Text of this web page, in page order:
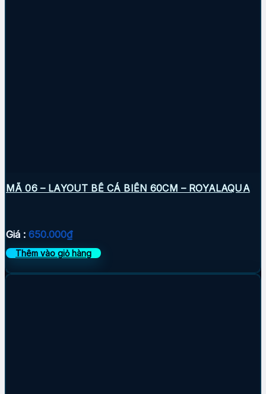
MÃ 06 – LAYOUT BỂ CÁ BIỂN 60CM – ROYALAQUA
Giá : 650.000₫
Thêm vào giỏ hàng